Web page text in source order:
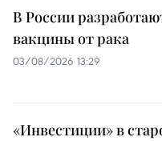
В России
вакцины от рака
03/08/2026 13:29
«Инвестиции» в